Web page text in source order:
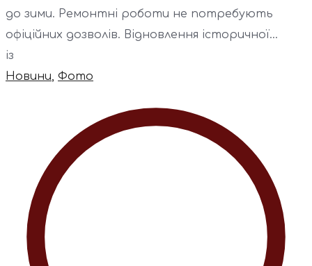
до зими. Ремонтні роботи не потребують
офіційних дозволів. Відновлення історичної...
із
Новини Фото